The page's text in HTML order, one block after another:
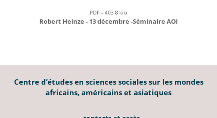
PDF - 403.8 kio
Robert Heinze - 13 décembre -Séminaire AOI
Centre d’études en sciences sociales sur les mondes
africains, américains et asiatiques